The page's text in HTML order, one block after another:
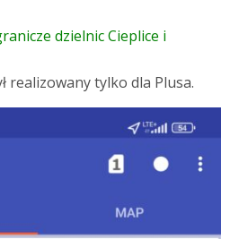
dzielnic Cieplice i
realizowany tylko dla Plusa.